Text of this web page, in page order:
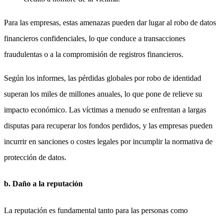
Para las empresas, estas amenazas pueden dar lugar al robo de datos
financieros confidenciales, lo que conduce a transacciones
fraudulentas o a la compromisión de registros financieros.
Según los informes, las pérdidas globales por robo de identidad
superan los miles de millones anuales, lo que pone de relieve su
impacto económico. Las víctimas a menudo se enfrentan a largas
disputas para recuperar los fondos perdidos, y las empresas pueden
incurrir en sanciones o costes legales por incumplir la normativa de
protección de datos.
b. Daño a la reputación
La reputación es fundamental tanto para las personas como